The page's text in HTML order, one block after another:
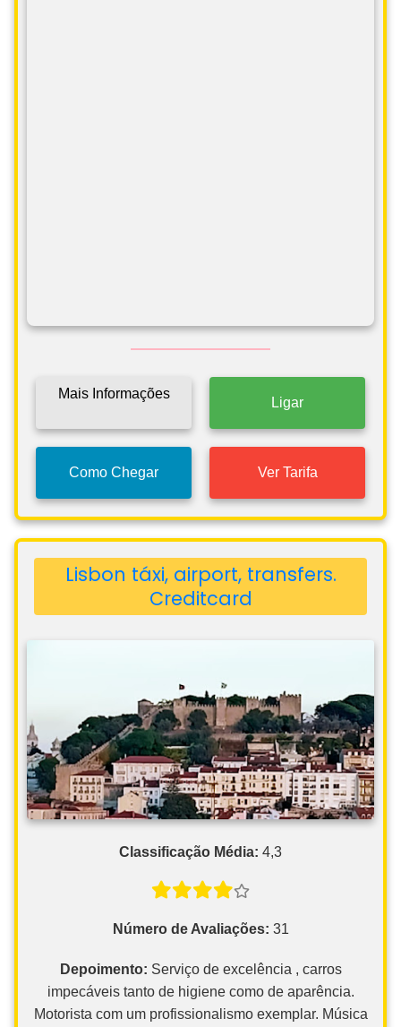
Mais Informações
Ligar
Como Chegar Ver Tarifa
Lisbon táxi, airport, transfers.
Creditcard
Classificação Média: 4,3
Número de Avaliações: 31
Depoimento: Serviço de excelência , carros
impecáveis tanto de higiene como de aparência.
Motorista com um profissionalismo exemplar. Música